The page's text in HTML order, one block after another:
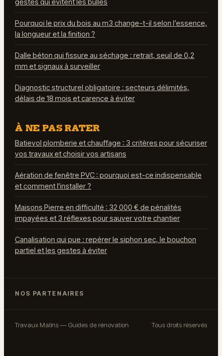
gestes qui évitent les bulles
Pourquoi le prix du bois au m3 change-t-il selon l’essence,
la longueur et la finition ?
Dalle béton qui fissure au séchage : retrait, seuil de 0,2
mm et signaux à surveiller
Diagnostic structurel obligatoire : secteurs délimités,
délais de 18 mois et carence à éviter
À NE PAS RATER
Batievol plomberie et chauffage : 3 critères pour sécuriser
vos travaux et choisir vos artisans
Aération de fenêtre PVC : pourquoi est-ce indispensable
et comment l'installer ?
Maisons Pierre en difficulté : 32 000 € de pénalités
impayées et 3 réflexes pour sauver votre chantier
Canalisation qui pue : repérer le siphon sec, le bouchon
partiel et les gestes à éviter
NOS PARTENAIRES
Travaux Malins — Guides de rénovation Tous droits réservés